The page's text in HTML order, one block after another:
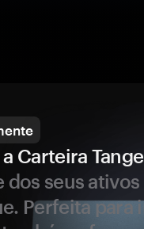
Carteira
seus
Perfeita para